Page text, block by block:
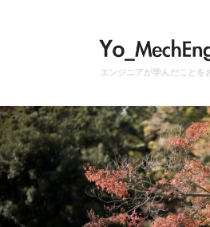
エンジニアが学んだことを